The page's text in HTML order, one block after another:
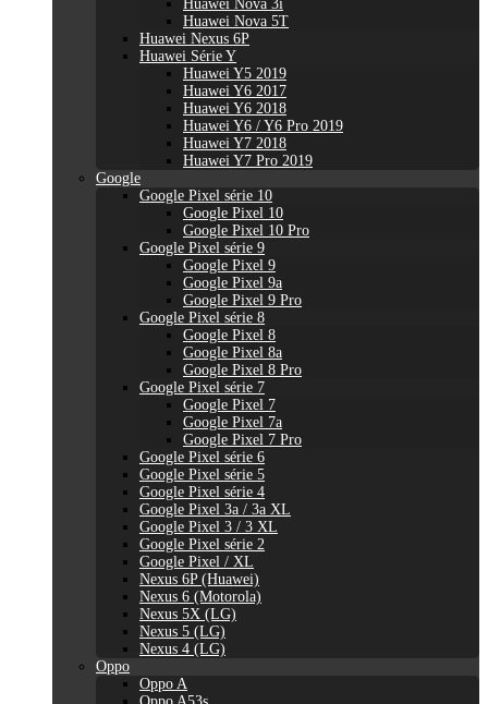
Huawei Nova 3i
Huawei Nova 5T
Huawei Nexus 6P
Huawei Série Y
Huawei Y5 2019
Huawei Y6 2017
Huawei Y6 2018
Huawei Y6 / Y6 Pro 2019
Huawei Y7 2018
Huawei Y7 Pro 2019
Google
Google Pixel série 10
Google Pixel 10
Google Pixel 10 Pro
Google Pixel série 9
Google Pixel 9
Google Pixel 9a
Google Pixel 9 Pro
Google Pixel série 8
Google Pixel 8
Google Pixel 8a
Google Pixel 8 Pro
Google Pixel série 7
Google Pixel 7
Google Pixel 7a
Google Pixel 7 Pro
Google Pixel série 6
Google Pixel série 5
Google Pixel série 4
Google Pixel 3a / 3a XL
Google Pixel 3 / 3 XL
Google Pixel série 2
Google Pixel / XL
Nexus 6P (Huawei)
Nexus 6 (Motorola)
Nexus 5X (LG)
Nexus 5 (LG)
Nexus 4 (LG)
Oppo
Oppo A